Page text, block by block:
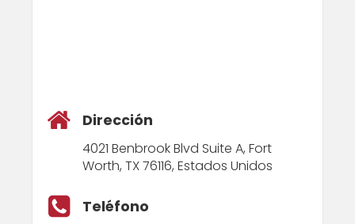
Dirección
4021 Benbrook Blvd Suite A, Fort
Worth, TX 76116, Estados Unidos
Teléfono